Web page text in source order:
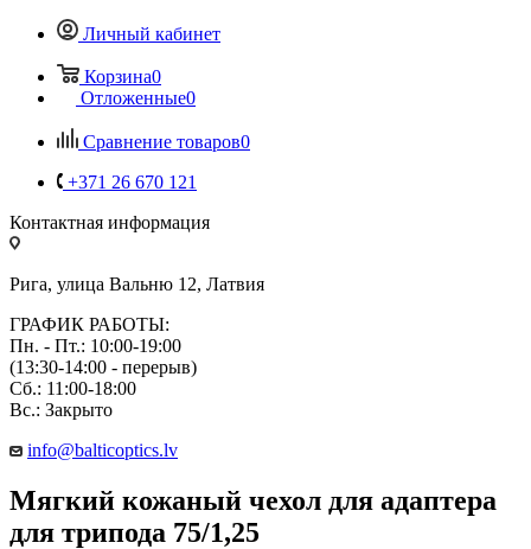
Личный кабинет
Корзина0
Отложенные0
Сравнение товаров0
+371 26 670 121
Контактная информация
Рига, улица Вальню 12, Латвия
ГРАФИК РАБОТЫ:
Пн. - Пт.: 10:00-19:00
(13:30-14:00 - перерыв)
Сб.: 11:00-18:00
Вс.: Закрыто
info@balticoptics.lv
Мягкий кожаный чехол для адаптера
для трипода 75/1,25